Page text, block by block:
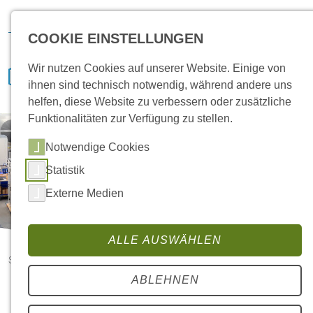
Startseite Jobs
COOKIE EINSTELLUNGEN
Wir nutzen Cookies auf unserer Website. Einige von
ihnen sind technisch notwendig, während andere uns
helfen, diese Website zu verbessern oder zusätzliche
Funktionalitäten zur Verfügung zu stellen.
Notwendige Cookies
Statistik
Externe Medien
ALLE AUSWÄHLEN
ABLEHNEN